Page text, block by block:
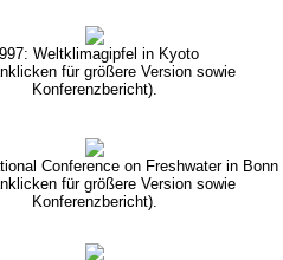
Weltklimagipfel in Kyoto
für größere Version sowie
Konferenzbericht).
Conference on Freshwater in Bonn
für größere Version sowie
Konferenzbericht).